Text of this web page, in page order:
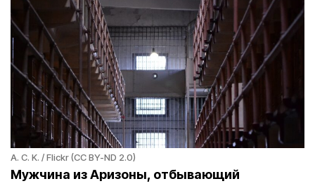
A. C. K. / Flickr (CC BY-ND 2.0)
Мужчина из Аризоны, отбывающий